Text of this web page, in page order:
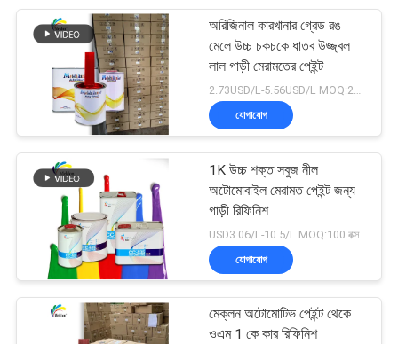
অরিজিনাল কারখানার গ্রেড রঙ
মেলে উচ্চ চকচকে ধাতব উজ্জ্বল
লাল গাড়ী মেরামতের পেইন্ট
2.73USD/L-5.56USD/L MOQ:200 এল
যোগাযোগ
1K উচ্চ শক্ত সবুজ নীল
অটোমোবাইল মেরামত পেইন্ট জন্য
গাড়ী রিফিনিশ
USD3.06/L-10.5/L MOQ:100 বক্স
যোগাযোগ
মেক্লন অটোমোটিভ পেইন্ট থেকে
ওএম 1 কে কার রিফিনিশ